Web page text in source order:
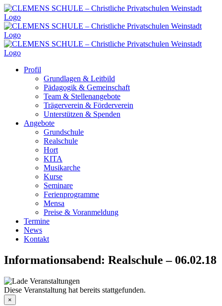
Zum
Inhalt
springen
Profil
Grundlagen & Leitbild
Pädagogik & Gemeinschaft
Team & Stellenangebote
Trägerverein & Förderverein
Unterstützen & Spenden
Angebote
Grundschule
Realschule
Hort
KITA
Musikarche
Kurse
Seminare
Ferienprogramme
Mensa
Preise & Voranmeldung
Termine
News
Kontakt
Informationsabend: Realschule – 06.02.18
Diese Veranstaltung hat bereits stattgefunden.
×